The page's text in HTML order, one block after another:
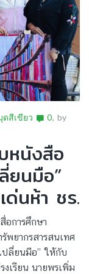
ดสีเขียว 0 by
หนังสือ
ยนมือ”
ด่นห้า ชร.
อการศึกษา
พยากรสารสนเทศ
ปลี่ยนมือ” ให้กับ
งเรียน นายพรเพิ่ม